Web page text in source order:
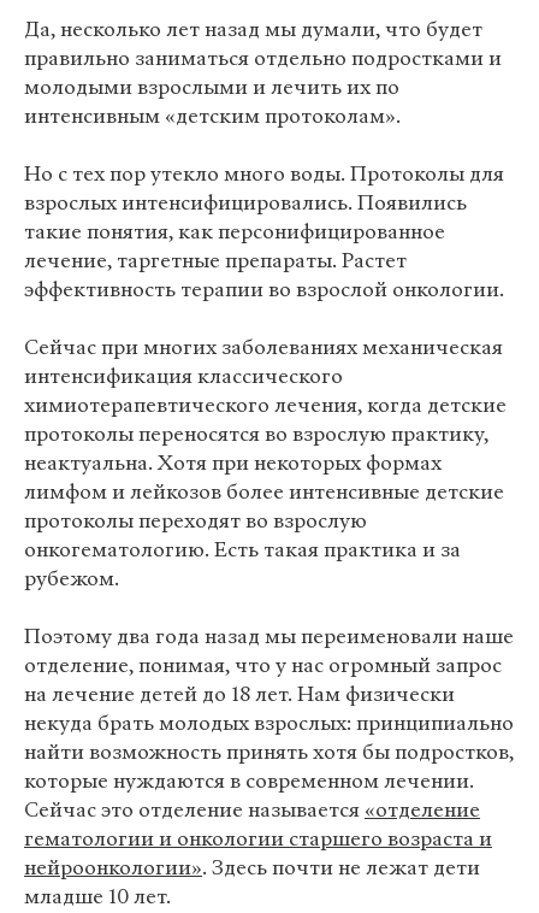
Да, несколько лет назад мы думали, что будет
правильно заниматься отдельно подростками и
молодыми взрослыми и лечить их по
интенсивным «детским протоколам».
Но с тех пор утекло много воды. Протоколы для
взрослых интенсифицировались. Появились
такие понятия, как персонифицированное
лечение, таргетные препараты. Растет
эффективность терапии во взрослой онкологии.
Сейчас при многих заболеваниях механическая
интенсификация классического
химиотерапевтического лечения, когда детские
протоколы переносятся во взрослую практику,
неактуальна. Хотя при некоторых формах
лимфом и лейкозов более интенсивные детские
протоколы переходят во взрослую
онкогематологию. Есть такая практика и за
рубежом.
Поэтому два года назад мы переименовали наше
отделение, понимая, что у нас огромный запрос
на лечение детей до 18 лет. Нам физически
некуда брать молодых взрослых: принципиально
найти возможность принять хотя бы подростков,
которые нуждаются в современном лечении.
Сейчас это отделение называется «отделение
гематологии и онкологии старшего возраста и
нейроонкологии». Здесь почти не лежат дети
младше 10 лет.